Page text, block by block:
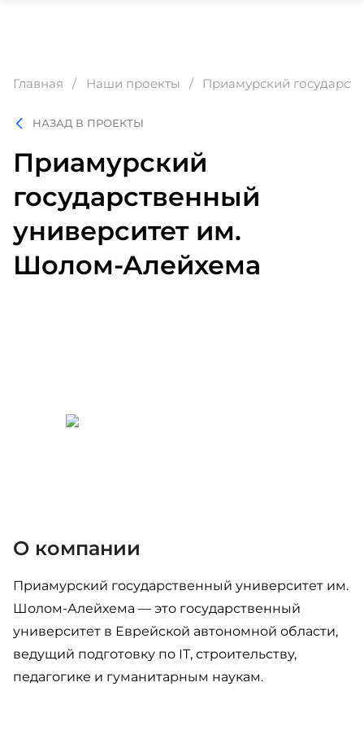
Главная Наши проекты Приамурский
НАЗАД В ПРОЕКТЫ
Приамурский
государственный
университет им.
Шолом-Алейхема
О компании
Приамурский государственный университет им.
Шолом-Алейхема — это государственный
университет в Еврейской автономной области,
ведущий подготовку по IT, строительству,
педагогике и гуманитарным наукам.